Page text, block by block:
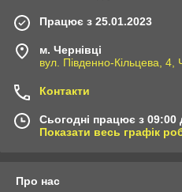
Працює з 25.01.2023
м. Чернівці
вул. Південно-Кільцева, 4,
Контакти
Сьогодні працює з 09:00
Показати весь графік
Про нас